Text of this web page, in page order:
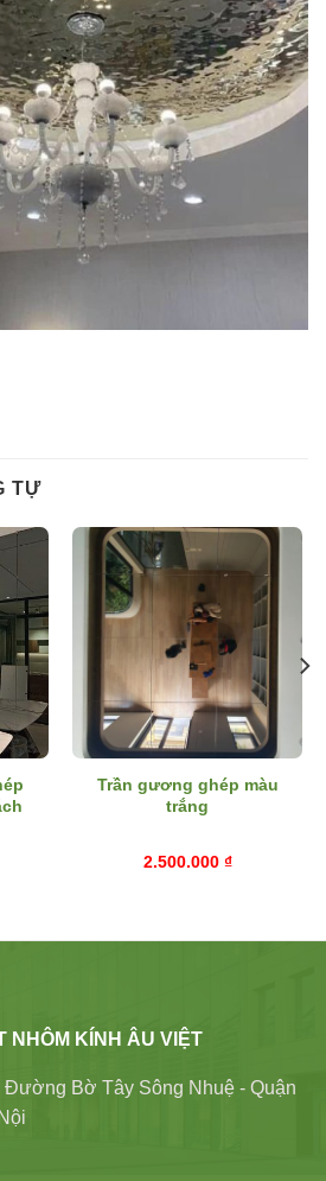
TỰ
Trần gương ghép màu
trắng
2.500.000 ₫
NHÔM KÍNH ÂU VIỆT
Bờ Tây Sông Nhuệ - Quận